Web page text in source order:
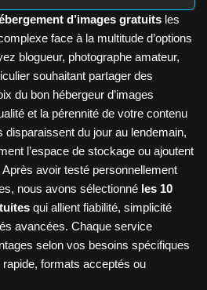
d’images gratuits les
face à la multitude d’options
blogueur, photographe amateur,
souhaitant partager des
du bon hébergeur d’images
et la pérennité de votre contenu
du jour au lendemain,
l’espace de stockage ou ajoutent
avoir testé personnellement
nous avons sélectionné les 10
qui allient fiabilité, simplicité
avancées. Chaque service
selon vos besoins spécifiques
formats acceptés ou